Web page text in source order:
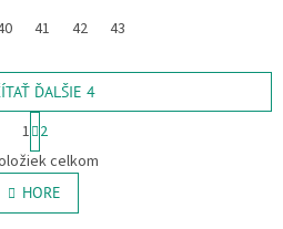
41 42 43
O
v
l
á
ĎALŠIE 4
S
t
r
á
n
k
1 2
celkom
HORE